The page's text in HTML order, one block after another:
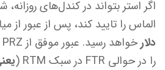
اگر استر بتواند در کندل‌های
الماس را تایید کند، پس از عبور از
دلارخواهد رسید. عبور موفق از PRZ در
را در حوالی FTR در سبک RTM (
یعنی